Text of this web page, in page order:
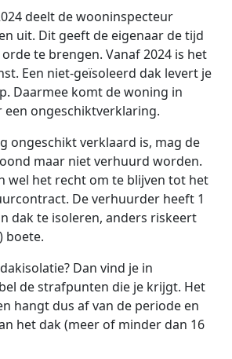
deelt de wooninspecteur
uit. Dit geeft de eigenaar de tijd
te brengen. Vanaf 2024 is het
Een niet-geïsoleerd dak levert je
Daarmee komt de woning in
ongeschiktverklaring.
ongeschikt verklaard is, mag de
maar niet verhuurd worden.
wel het recht om te blijven tot het
De verhuurder heeft 1
dak te isoleren, anders riskeert
boete.
Dan vind je in
de strafpunten die je krijgt. Het
hangt dus af van de periode en
het dak (meer of minder dan 16